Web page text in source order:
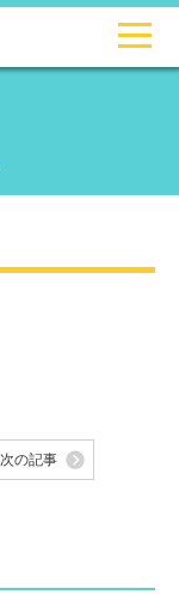
次の記事